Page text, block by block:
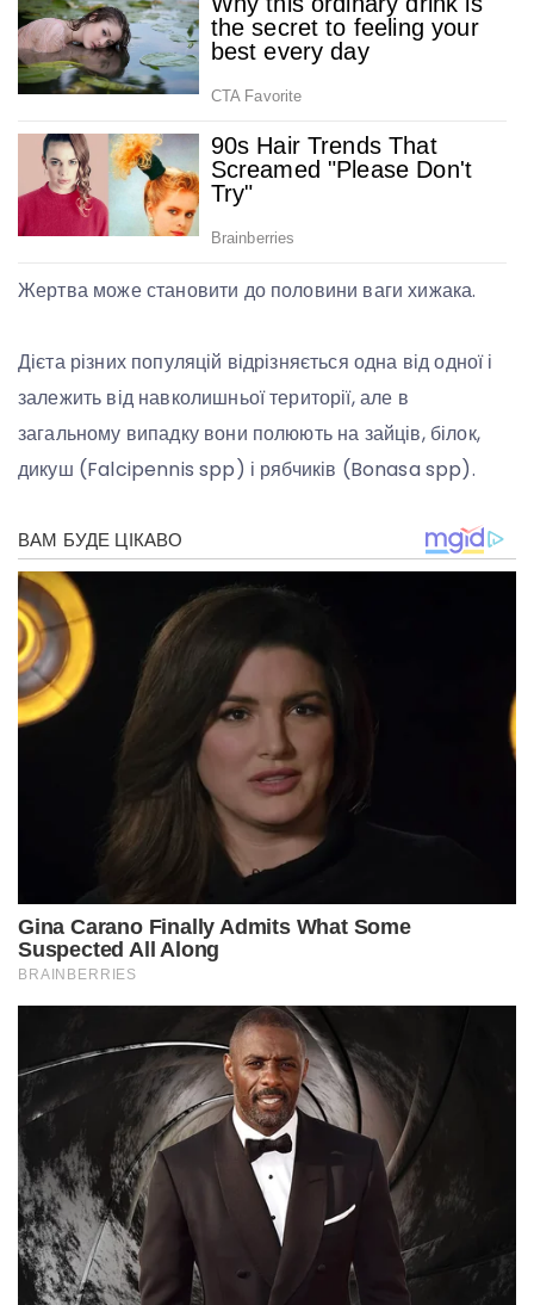
Жертва може становити до половини ваги хижака.
Дієта різних популяцій відрізняється одна від одної і
залежить від навколишньої території, але в
загальному випадку вони полюють на зайців, білок,
дикуш (Falcipennis spp) і рябчиків (Bonasa spp).